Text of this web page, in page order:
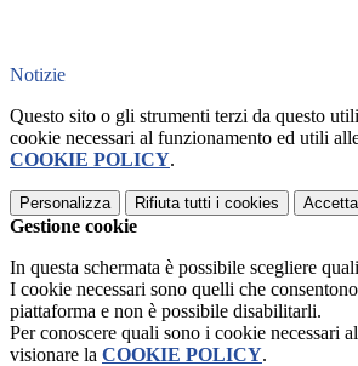
Notizie
Questo sito o gli strumenti terzi da questo
cookie necessari al funzionamento ed utili
COOKIE POLICY.
Personalizza Rifiuta tutti i cookies
Gestione cookie
In questa schermata è possibile scegliere
I cookie necessari sono quelli che
piattaforma e non è possibile disabilitarli.
Per conoscere quali sono i cookie necessari
visionare la COOKIE POLICY.